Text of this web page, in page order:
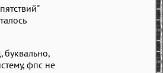
буквально,
фпс не